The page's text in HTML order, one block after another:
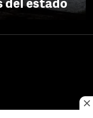
del estado